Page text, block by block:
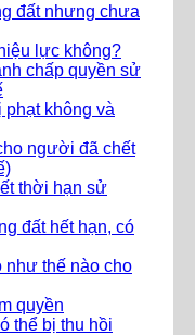
đất nhưng chưa
lực không?
chấp quyền sử
phạt không và
người đã chết
thời hạn sử
đất hết hạn, có
như thế nào cho
quyền
thể bị thu hồi